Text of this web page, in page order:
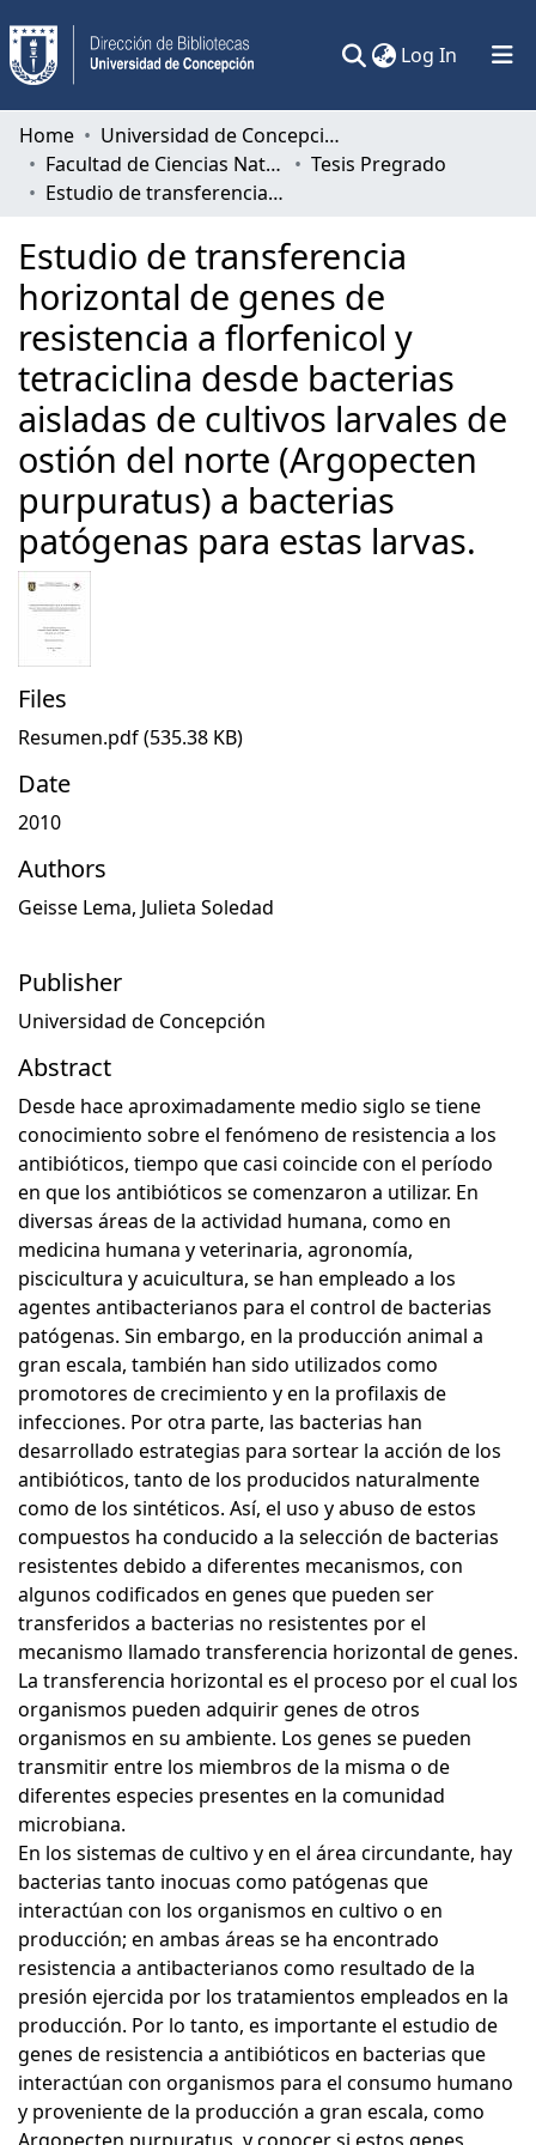
Log In (current)
Communities & Collections
All of DSpace
Home
Universidad de Concepción
Facultad de Ciencias Naturales y Oceanográficas
Tesis Pregrado
Estudio de transferencia horizontal de genes de resistencia a florfenicol y tetraciclina desde bacterias aisladas de cultivos larvales de ostión del norte (Argopecten purpuratus) a bacterias patógenas para estas larvas.
Estudio de transferencia
horizontal de genes de
resistencia a florfenicol y
tetraciclina desde bacterias
aisladas de cultivos larvales de
ostión del norte (Argopecten
purpuratus) a bacterias
patógenas para estas larvas.
Files
Resumen.pdf(535.38 KB)
Date
2010
Authors
Geisse Lema, Julieta Soledad
Publisher
Universidad de Concepción
Abstract
Desde hace aproximadamente medio siglo se tiene
conocimiento sobre el fenómeno de resistencia a los
antibióticos, tiempo que casi coincide con el período
en que los antibióticos se comenzaron a utilizar. En
diversas áreas de la actividad humana, como en
medicina humana y veterinaria, agronomía,
piscicultura y acuicultura, se han empleado a los
agentes antibacterianos para el control de bacterias
patógenas. Sin embargo, en la producción animal a
gran escala, también han sido utilizados como
promotores de crecimiento y en la profilaxis de
infecciones. Por otra parte, las bacterias han
desarrollado estrategias para sortear la acción de los
antibióticos, tanto de los producidos naturalmente
como de los sintéticos. Así, el uso y abuso de estos
compuestos ha conducido a la selección de bacterias
resistentes debido a diferentes mecanismos, con
algunos codificados en genes que pueden ser
transferidos a bacterias no resistentes por el
mecanismo llamado transferencia horizontal de genes.
La transferencia horizontal es el proceso por el cual los
organismos pueden adquirir genes de otros
organismos en su ambiente. Los genes se pueden
transmitir entre los miembros de la misma o de
diferentes especies presentes en la comunidad
microbiana.
En los sistemas de cultivo y en el área circundante, hay
bacterias tanto inocuas como patógenas que
interactúan con los organismos en cultivo o en
producción; en ambas áreas se ha encontrado
resistencia a antibacterianos como resultado de la
presión ejercida por los tratamientos empleados en la
producción. Por lo tanto, es importante el estudio de
genes de resistencia a antibióticos en bacterias que
interactúan con organismos para el consumo humano
y proveniente de la producción a gran escala, como